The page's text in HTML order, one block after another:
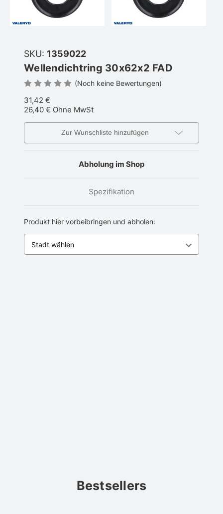
SKU: 1359022
Wellendichtring 30x62x2 FAD
(Noch keine Bewertungen)
31,42 €
26,40 € Ohne MwSt
Zur Wunschliste hinzufügen
Abholung im Shop
Spezifikation
Produkt hier vorbeibringen und abholen:
Bestsellers